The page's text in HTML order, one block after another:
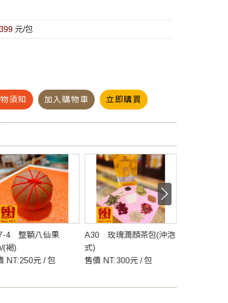
元/包
須知 加入購物車 立即購買
玫瑰潤顏茶包(沖泡
NT:300元 / 包
A31 養生茶(沖泡式)
售價 NT:300元 / 包